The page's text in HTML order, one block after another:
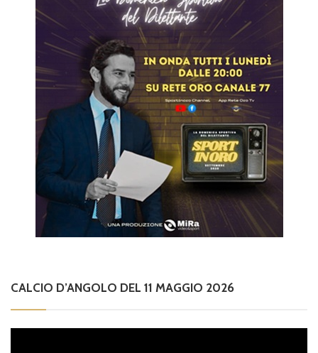
CALCIO D’ANGOLO DEL 11 MAGGIO 2026